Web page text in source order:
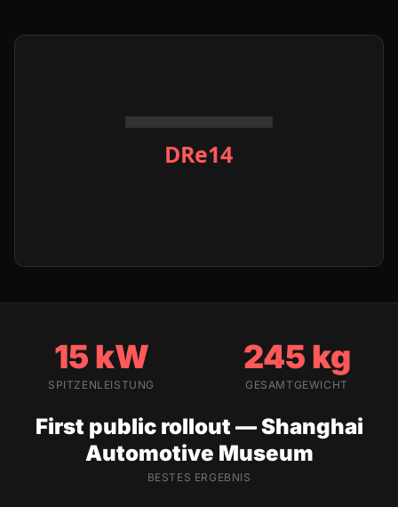
15 kW
SPITZENLEISTUNG
245 kg
GESAMTGEWICHT
First public rollout — Shanghai
Automotive Museum
BESTES ERGEBNIS